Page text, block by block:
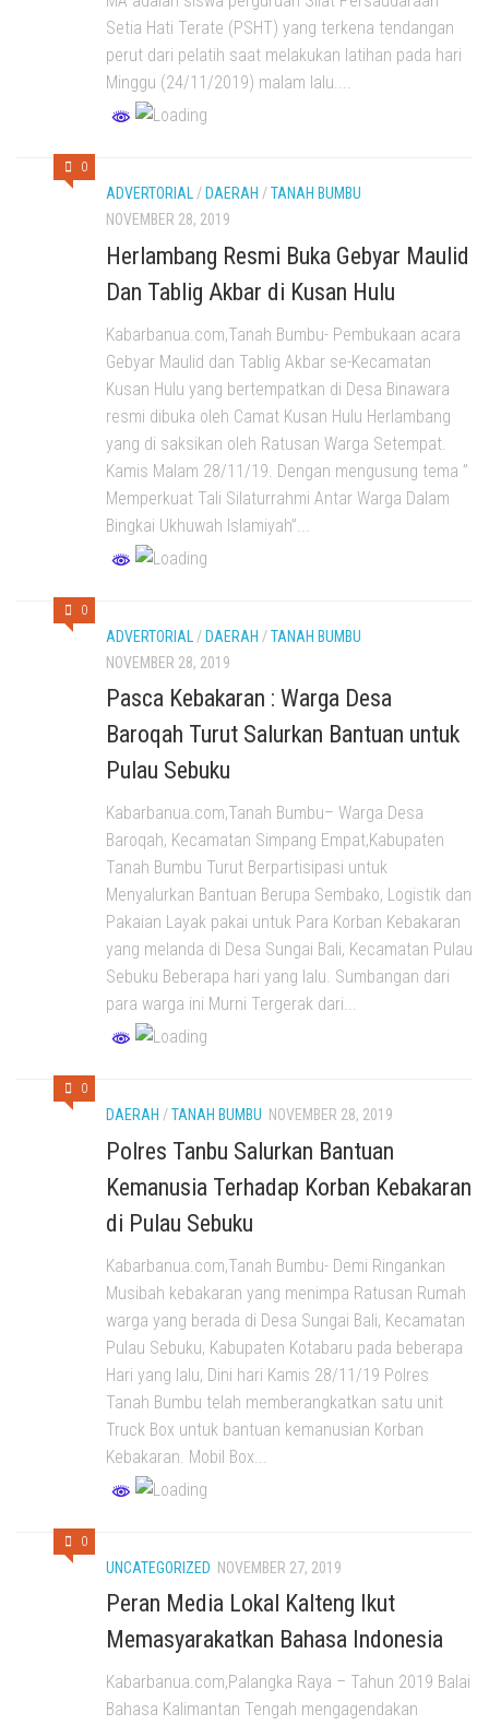
Setia Hati Terate (PSHT) yang terkena tendangan
perut dari pelatih saat melakukan latihan pada hari
Minggu (24/11/2019) malam lalu....
0
ADVERTORIAL/ DAERAH /TANAH BUMBU
NOVEMBER 28, 2019
Herlambang Resmi Buka Gebyar Maulid
Dan Tablig Akbar di Kusan Hulu
Kabarbanua.com,Tanah Bumbu- Pembukaan acara
Gebyar Maulid dan Tablig Akbar se-Kecamatan
Kusan Hulu yang bertempatkan di Desa Binawara
resmi dibuka oleh Camat Kusan Hulu Herlambang
yang di saksikan oleh Ratusan Warga Setempat.
Kamis Malam 28/11/19. Dengan mengusung tema ”
Memperkuat Tali Silaturrahmi Antar Warga Dalam
Bingkai Ukhuwah Islamiyah”...
0
ADVERTORIAL / DAERAH /TANAH BUMBU
NOVEMBER 28, 2019
Pasca Kebakaran : Warga Desa
Baroqah Turut Salurkan Bantuan untuk
Pulau Sebuku
Kabarbanua.com,Tanah Bumbu– Warga Desa
Baroqah, Kecamatan Simpang Empat,Kabupaten
Tanah Bumbu Turut Berpartisipasi untuk
Menyalurkan Bantuan Berupa Sembako, Logistik dan
Pakaian Layak pakai untuk Para Korban Kebakaran
yang melanda di Desa Sungai Bali, Kecamatan Pulau
Sebuku Beberapa hari yang lalu. Sumbangan dari
para warga ini Murni Tergerak dari...
0
DAERAH /TANAH BUMBU NOVEMBER 28, 2019
Polres Tanbu Salurkan Bantuan
Kemanusia Terhadap Korban Kebakaran
di Pulau Sebuku
Kabarbanua.com,Tanah Bumbu- Demi Ringankan
Musibah kebakaran yang menimpa Ratusan Rumah
warga yang berada di Desa Sungai Bali, Kecamatan
Pulau Sebuku, Kabupaten Kotabaru pada beberapa
Hari yang lalu, Dini hari Kamis 28/11/19 Polres
Tanah Bumbu telah memberangkatkan satu unit
Truck Box untuk bantuan kemanusian Korban
Kebakaran. Mobil Box...
0
UNCATEGORIZED NOVEMBER 27, 2019
Peran Media Lokal Kalteng Ikut
Memasyarakatkan Bahasa Indonesia
Kabarbanua.com,Palangka Raya – Tahun 2019 Balai
Bahasa Kalimantan Tengah mengagendakan